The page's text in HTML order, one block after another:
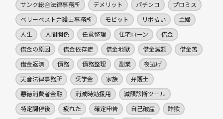
サンク総合法律事務所
デメリット パチンコ
プロミス
ベリーベスト弁護士事務所
モビット リボ払い
主婦
人生
人間関係 任意整理 住宅ローン
借金
借金の原因
借金依存症 借金地獄 借金減額
借金苦
借金返済
債務 債務整理 副業
夜逃げ
天音法律事務所
奨学金 家族
弁護士
悪徳消費者金融
消滅時効援用
減額診断ツール
特定調停後
疲れた 確定申告 自己破産
詐欺